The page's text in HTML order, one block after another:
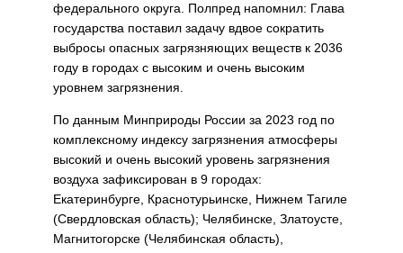
федерального округа. Полпред напомнил: Глава
государства поставил задачу вдвое сократить
выбросы опасных загрязняющих веществ к 2036
году в городах с высоким и очень высоким
уровнем загрязнения.
По данным Минприроды России за 2023 год по
комплексному индексу загрязнения атмосферы
высокий и очень высокий уровень загрязнения
воздуха зафиксирован в 9 городах:
Екатеринбурге, Краснотурьинске, Нижнем Тагиле
(Свердловская область); Челябинске, Златоусте,
Магнитогорске (Челябинская область),